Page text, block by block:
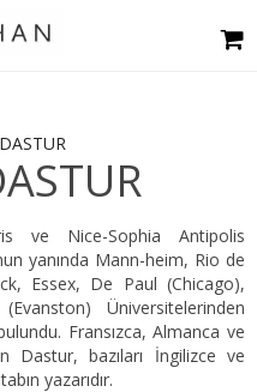
ve Nice-Sophia Antipolis
yanında Mann-heim, Rio de
Essex, De Paul (Chicago),
Üniversitelerinden
Fransızca, Almanca ve
Dastur, bazıları İngilizce ve
yazarıdır.